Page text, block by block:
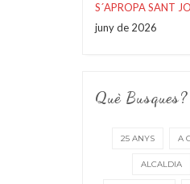
S´APROPA SANT
juny de 2026
Què Busques?
25 ANYS A
ALCALDIA